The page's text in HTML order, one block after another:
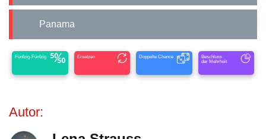
Panama
Fünfzig-Fünfzig Ersetzen Doppelte Chance
Beschluss
der Mehrheit
Autor: